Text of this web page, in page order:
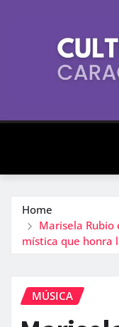
Home
Marisela Rubio
mística que honra
MÚSICA